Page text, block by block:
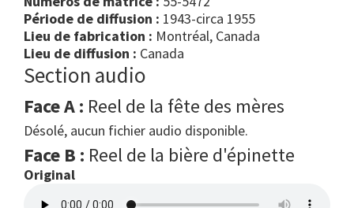
Période de diffusion : 1943-circa 1955
Lieu de fabrication : Montréal, Canada
Lieu de diffusion : Canada
Section audio
Face A : Reel de la fête des mères
Désolé, aucun fichier audio disponible.
Face B : Reel de la bière d'épinette
Original